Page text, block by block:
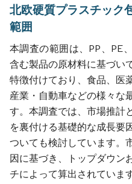
北欧硬質プラスチック
範囲
本調査の範囲は、PP、PE
含む製品の原材料に基づい
特徴付けており、食品、医
産業・自動車などの様々な
す。本調査では、市場推計
を裏付ける基礎的な成長要
ついても検討しています。
因に基づき、トップダウン
チによって算出されています